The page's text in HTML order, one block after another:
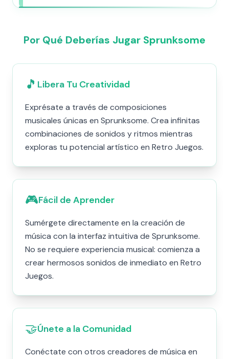
Por Qué Deberías Jugar Sprunksome
🎵 Libera Tu Creatividad
Exprésate a través de composiciones
musicales únicas en Sprunksome. Crea infinitas
combinaciones de sonidos y ritmos mientras
exploras tu potencial artístico en Retro Juegos.
🎮Fácil de Aprender
Sumérgete directamente en la creación de
música con la interfaz intuitiva de Sprunksome.
No se requiere experiencia musical: comienza a
crear hermosos sonidos de inmediato en Retro
Juegos.
🤝Únete a la Comunidad
Conéctate con otros creadores de música en